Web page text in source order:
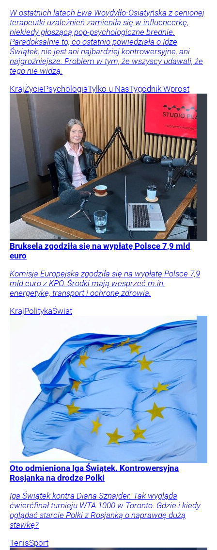
W ostatnich latach Ewa Woydyłło-Osiatyńska z cenionej
terapeutki uzależnień zamieniła się w influencerkę,
niekiedy głoszącą pop-psychologiczne brednie.
Paradoksalnie to, co ostatnio powiedziała o Idze
Świątek, nie jest ani najbardziej kontrowersyjne, ani
najgroźniejsze. Problem w tym, że wszyscy udawali, że
tego nie widzą.
KrajŻyciePsychologiaTylko u NasTygodnik Wprost
Bruksela zgodziła się na wypłatę Polsce 7,9 mld
euro
Komisja Europejska zgodziła się na wypłatę Polsce 7,9
mld euro z KPO. Środki mają wesprzeć m.in.
energetykę, transport i ochronę zdrowia.
KrajPolitykaŚwiat
Oto odmieniona Iga Świątek. Kontrowersyjna
Rosjanka na drodze Polki
Iga Świątek kontra Diana Sznajder. Tak wygląda
ćwierćfinał turnieju WTA 1000 w Toronto. Gdzie i kiedy
oglądać starcie Polki z Rosjanką o naprawdę dużą
stawkę?
TenisSport